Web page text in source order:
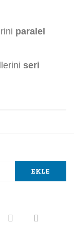
paralel
seri
EKLE